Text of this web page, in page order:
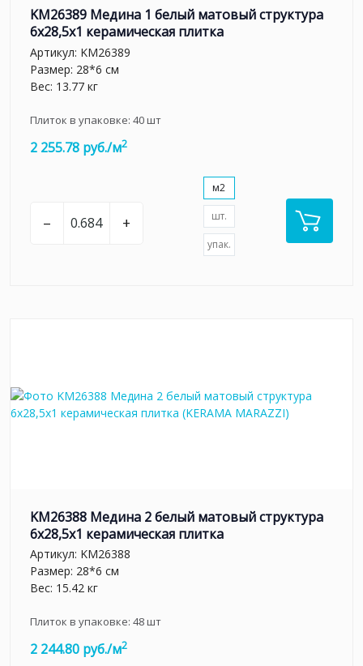
KM26389 Медина 1 белый матовый структура
6x28,5x1 керамическая плитка
Артикул: KM26389
Размер: 28*6 см
Вес: 13.77 кг
Плиток в упаковке: 40шт
2 255.78 руб./м2
– +
м2
шт.
упак.
KM26388 Медина 2 белый матовый структура
6x28,5x1 керамическая плитка
Артикул: KM26388
Размер: 28*6 см
Вес: 15.42 кг
Плиток в упаковке: 48шт
2 244.80 руб./м2